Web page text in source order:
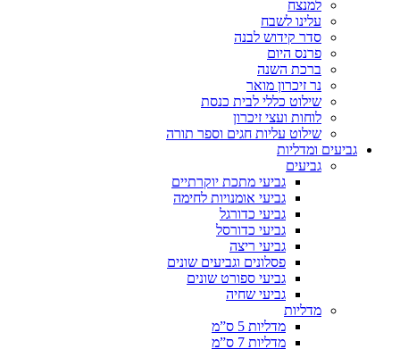
למנצח
עלינו לשבח
סדר קידוש לבנה
פרנס היום
ברכת השנה
נר זיכרון מואר
שילוט כללי לבית כנסת
לוחות ועצי זיכרון
שילוט עליות חגים וספר תורה
גביעים ומדליות
גביעים
גביעי מתכת יוקרתיים
גביעי אומנויות לחימה
גביעי כדורגל
גביעי כדורסל
גביעי ריצה
פסלונים וגביעים שונים
גביעי ספורט שונים
גביעי שחיה
מדליות
מדליות 5 ס”מ
מדליות 7 ס”מ